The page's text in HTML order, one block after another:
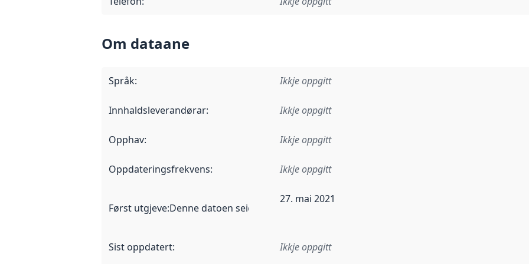
Om dataane
Språk: Ikkje oppgitt
Innhaldsleverandørar: Ikkje oppgitt
Opphav: Ikkje oppgitt
Oppdateringsfrekvens: Ikkje oppgitt
Først utgjeve:Denne datoen seier når dataa i dette datasettet først blei utgitt. Det kan ha
27. mai 2021
Sist oppdatert: Ikkje oppgitt